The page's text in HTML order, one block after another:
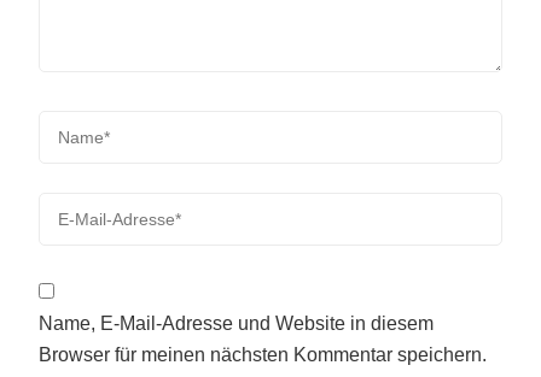
Name, E-Mail-Adresse und Website in diesem
Browser für meinen nächsten Kommentar speichern.